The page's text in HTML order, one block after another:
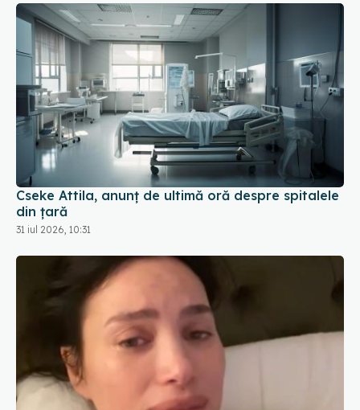
Cseke Attila, anunț de ultimă oră despre spitalele
din țară
31 iul 2026, 10:31